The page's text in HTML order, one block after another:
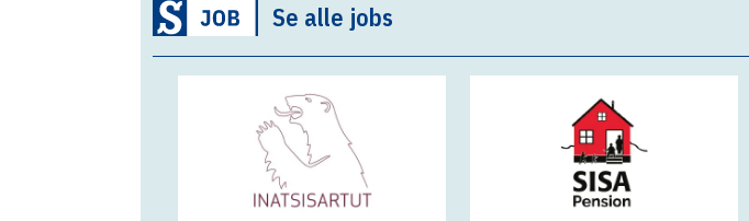
Se alle jobs